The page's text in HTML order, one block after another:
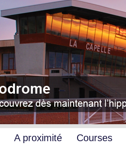
A proximité Courses